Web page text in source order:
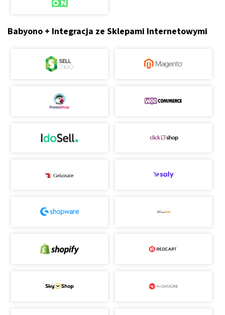
Babyono + Integracja ze Sklepami Internetowymi